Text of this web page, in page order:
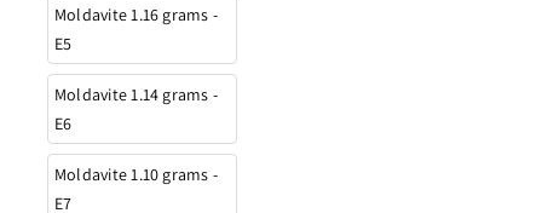
Moldavite 1.16 grams -
E5
Moldavite 1.14 grams -
E6
Moldavite 1.10 grams -
E7